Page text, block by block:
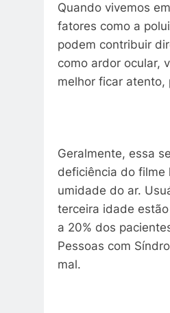
Quando vivemos
fatores como a
podem contribuir
como ardor ocular,
melhor ficar atento,
Geralmente, essa
deficiência do filme
umidade do ar.
terceira idade
a 20% dos
Pessoas com
mal.